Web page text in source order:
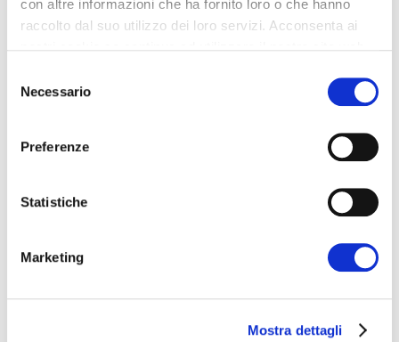
con altre informazioni che ha fornito loro o che hanno
raccolto dal suo utilizzo dei loro servizi. Acconsenta ai
delNecessario
Preferenze
Statistiche
Marketing
Mostra dettagli